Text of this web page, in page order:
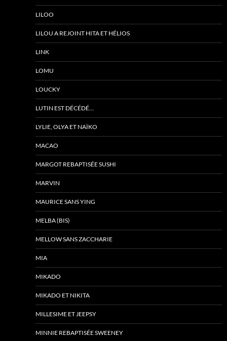
LILOO
LILOU A REJOINT HITA ET HÉLIOS
LINK
LOMU
LOUCKY
LUTIN EST DÉCÉDÉ…
LYLIE, OLYA ET NAÏKO
MACAO
MARGOT REBAPTISÉE SUSHI
MARVIN
MAURICE SANS YING
MELBA (BIS)
MELLOW SANS ZACCHARIE
MIA
MIKADO
MIKADO ET NIKITA
MILLESIME ET JEEPSY
MINNIE REBAPTISÉE SWEENEY